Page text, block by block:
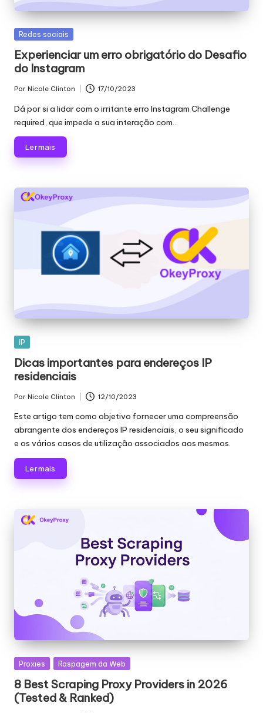
Publicado
Redes sociais
Experienciar um erro obrigatório do Desafio
do Instagram
Publicado
por
Por Nicole Clinton 17/10/2023
Dá por si a lidar com o irritante erro Instagram Challenge
required, que impede a sua interação com...
Ler mais
Publicado
IP
Dicas importantes para endereços IP
residenciais
Publicado
por
Por Nicole Clinton 12/10/2023
Este artigo tem como objetivo fornecer uma compreensão
abrangente dos endereços IP residenciais, o seu significado
e os vários casos de utilização associados aos mesmos.
Ler mais
Publicado
Proxies Raspagem da Web
8 Best Scraping Proxy Providers in 2026
(Tested & Ranked)